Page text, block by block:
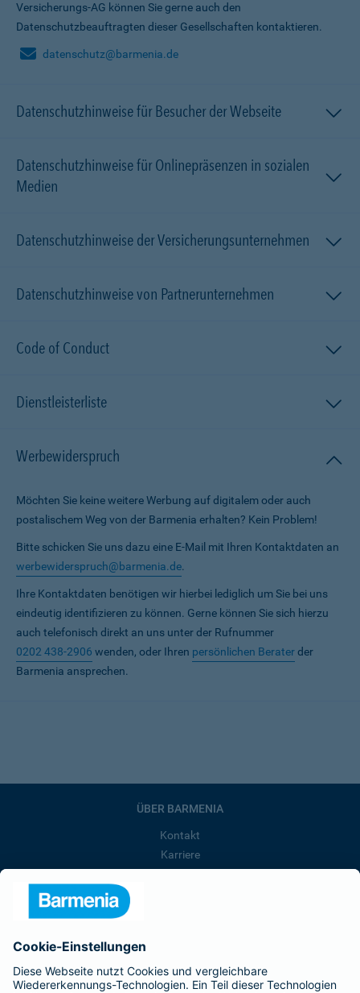
Versicherungs-AG können Sie gerne auch den
Datenschutzbeauftragten dieser Gesellschaften kontaktieren.
datenschutz@barmenia.de
Datenschutzhinweise für Besucher der Webseite
Datenschutzhinweise für Onlinepräsenzen in sozialen
Medien
Datenschutzhinweise der Versicherungsunternehmen
Datenschutzhinweise von Partnerunternehmen
Code of Conduct
Dienstleisterliste
Werbewiderspruch
Möchten Sie keine weitere Werbung auf digitalem oder auch
postalischem Weg von der Barmenia erhalten? Kein Problem!
Bitte schicken Sie uns dazu eine E-Mail mit Ihren Kontaktdaten an
werbewiderspruch@barmenia.de.
Ihre Kontaktdaten benötigen wir hierbei lediglich um Sie bei uns
eindeutig identifizieren zu können. Gerne können Sie sich hierzu
auch telefonisch direkt an uns unter der Rufnummer
0202 438-2906 wenden, oder Ihren persönlichen Beraterder
Barmenia ansprechen.
ÜBER BARMENIA
Kontakt
Karriere
Barmenia ist Teil der BarmeniaGothaer
BELIEBTE SEITEN